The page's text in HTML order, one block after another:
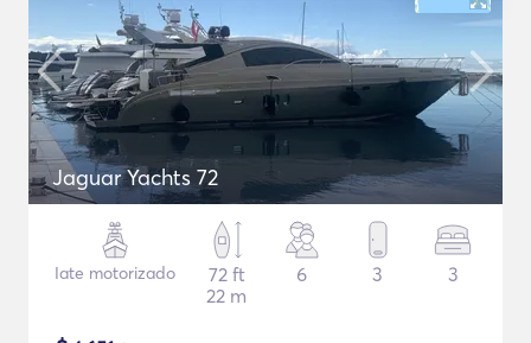
Jaguar Yachts 72
Iate motorizado
72 ft
22 m
6 3 3